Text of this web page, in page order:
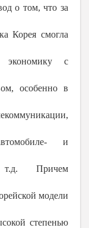
том, что за
Корея смогла
экономику с
особенно в
и
Причем
модели
степенью